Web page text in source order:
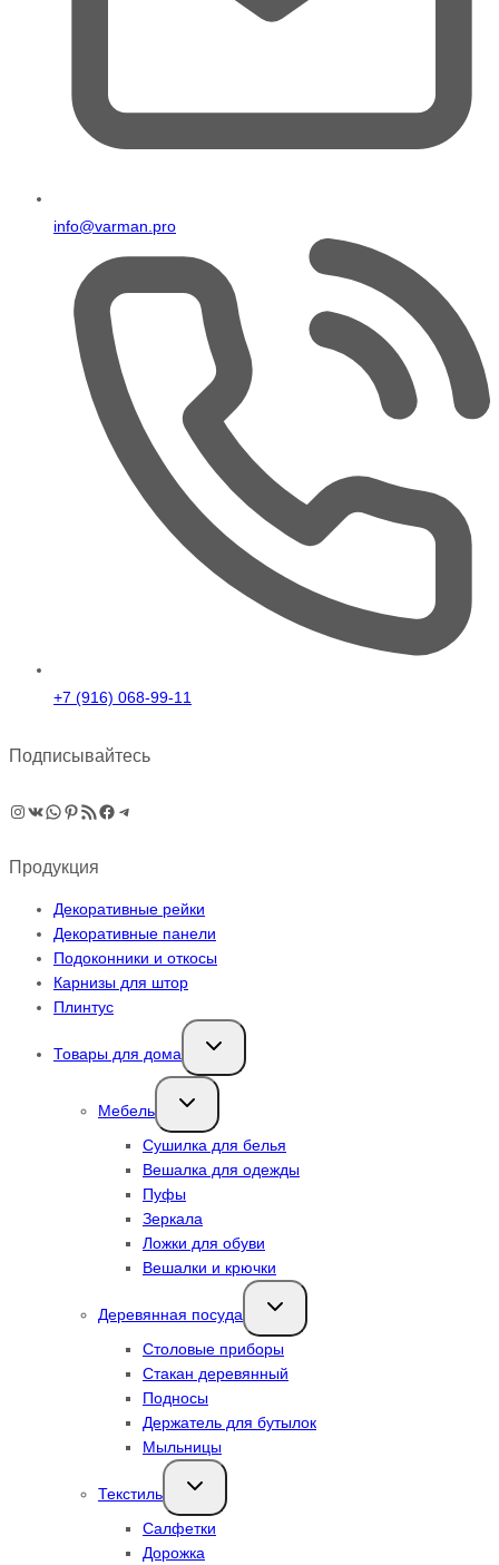
info@varman.pro
+7 (916) 068-99-11
Подписывайтесь
Instagram
ВКонтакте
WhatsApp
Pinterest
RSS-рассылка
Facebook
Telegram
Продукция
Декоративные рейки
Декоративные панели
Подоконники и откосы
Карнизы для штор
Плинтус
Товары для дома
Переключить
дочернее
Мебель
Переключить
дочернее
Сушилка для белья
Вешалка для одежды
Пуфы
Зеркала
Ложки для обуви
Вешалки и крючки
Деревянная посуда
Переключить
дочернее
Столовые приборы
Стакан деревянный
Подносы
Держатель для бутылок
Мыльницы
Текстиль
Переключить
дочернее
Салфетки
Дорожка